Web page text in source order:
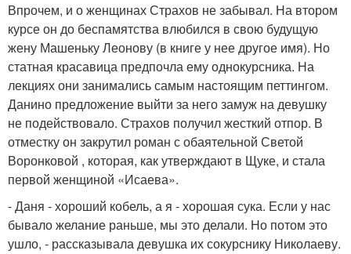
Впрочем, и о женщинах Страхов не забывал. На втором
курсе он до беспамятства влюбился в свою будущую
жену Машеньку Леонову (в книге у нее другое имя). Но
статная красавица предпочла ему однокурсника. На
лекциях они занимались самым настоящим петтингом.
Данино предложение выйти за него замуж на девушку
не подействовало. Страхов получил жесткий отпор. В
отместку он закрутил роман с обаятельной Светой
Воронковой , которая, как утверждают в Щуке, и стала
первой женщиной «Исаева».
- Даня - хороший кобель, а я - хорошая сука. Если у нас
бывало желание раньше, мы это делали. Но потом это
ушло, - рассказывала девушка их сокурснику Николаеву.